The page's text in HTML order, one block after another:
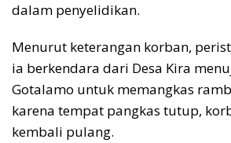
dalam penyelidikan.
Menurut keterangan korban,
ia berkendara dari Desa Kira
Gotalamo untuk memangkas
karena tempat pangkas tutup,
kembali pulang.